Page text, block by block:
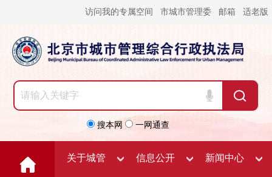
访问我的专属空间 市城市管理委 邮箱 适老版
搜本网 一网通查
关于城管 信息公开 新闻中心